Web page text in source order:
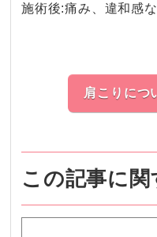
施術後:痛み、違和感な
肩こりにつ
この記事に